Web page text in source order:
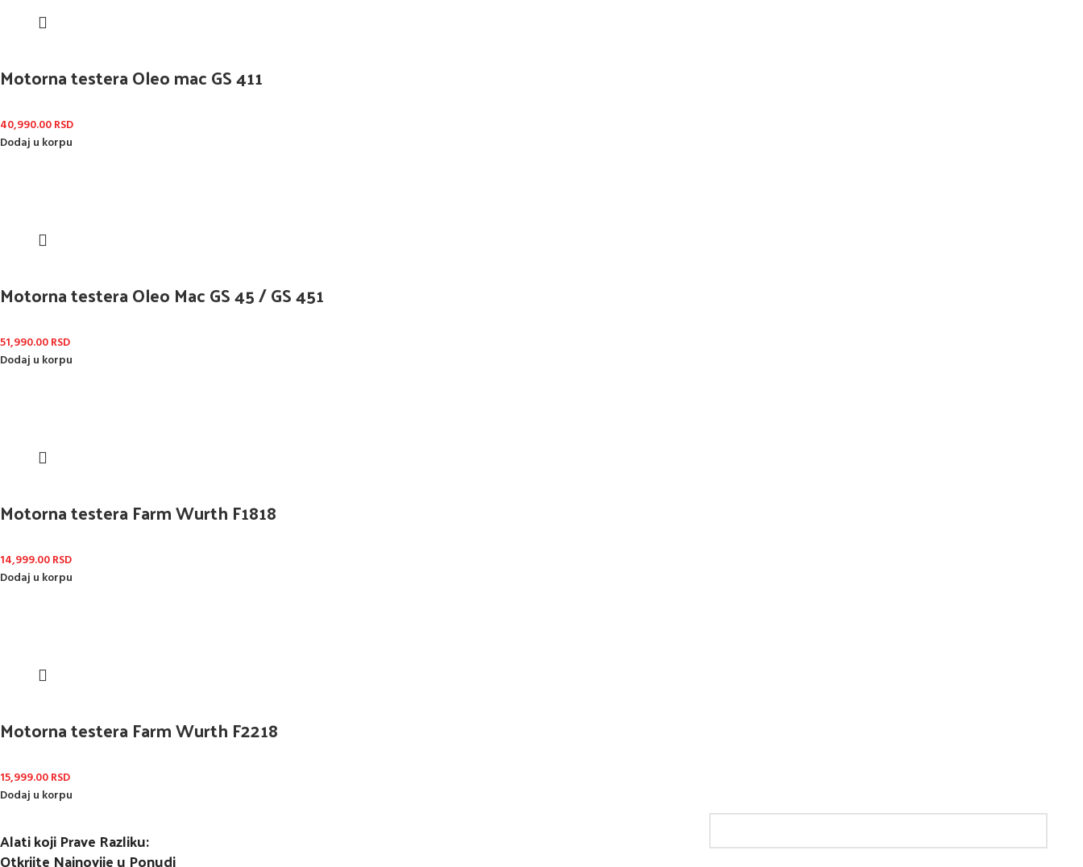
Motorna testera Oleo mac GS 411
40,990.00RSD
Dodaj u korpu
Motorna testera Oleo Mac GS 45 / GS 451
51,990.00RSD
Dodaj u korpu
Motorna testera Farm Wurth F1818
14,999.00RSD
Dodaj u korpu
Motorna testera Farm Wurth F2218
15,999.00RSD
Dodaj u korpu
Alati koji Prave Razliku:
Otkrijte Najnovije u Ponudi